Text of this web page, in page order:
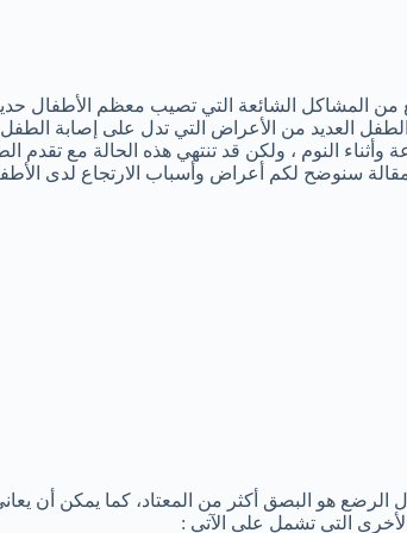
من المشاكل الشائعة التي تصيب معظم الأطفال
العديد من الأعراض التي تدل على إصابة الطفل
وأثناء النوم ، ولكن قد تنتهي هذه الحالة مع
سنوضح لكم أعراض وأسباب الارتجاع لدى
الرضع هو البصق أكثر من المعتاد، كما يمكن أن
التي تشمل على الآتي :